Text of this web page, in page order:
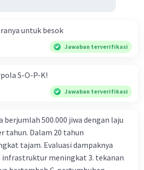
untuk besok
Jawaban terverifikasi
S-O-P-K!
Jawaban terverifikasi
berjumlah 500.000 jiwa dengan laju
tahun. Dalam 20 tahun
tajam. Evaluasi dampaknya
infrastruktur meningkat 3. tekanan